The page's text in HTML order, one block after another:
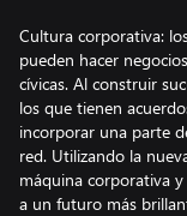
Cultura corporativa:
pueden hacer
cívicas. Al construir
los que tienen
incorporar una parte
red. Utilizando la
máquina corporativa
a un futuro más